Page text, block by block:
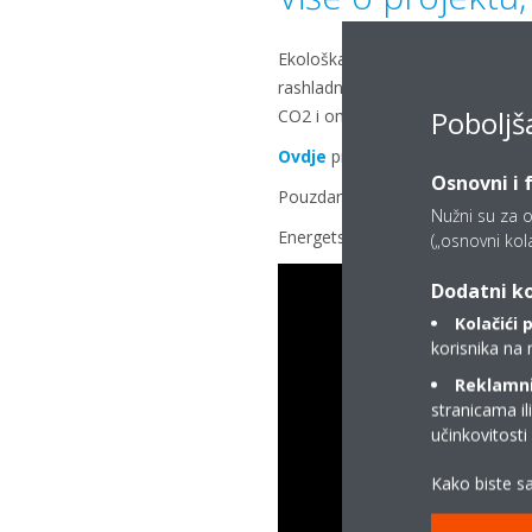
Ekološka održivost,
rashladnih uređaja iz palete
CO2 i omogućuje mogućnosti
Ovdje pročitajte više o R-32 i
Pouzdanost je zajamčena
Energetska učinkovitost je
Osnovni i
Nužni su za
(„osnovni
Dodatni
Kolačići
korisnika na
stranicama
učinkovitosti
Kako biste